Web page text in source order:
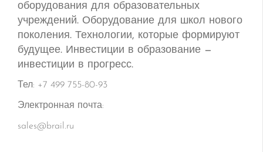
оборудования для образовательных
учреждений. Оборудование для школ нового
поколения. Технологии, которые формируют
будущее. Инвестиции в образование —
инвестиции в прогресс.
Тел: +7 499 755-80-93
Электронная почта:
sales@brail.ru